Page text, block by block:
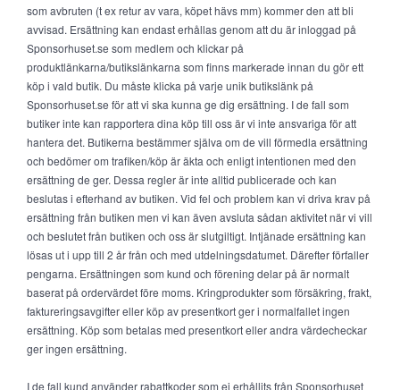
som avbruten (t ex retur av vara, köpet hävs mm) kommer den att bli
avvisad. Ersättning kan endast erhållas genom att du är inloggad på
Sponsorhuset.se som medlem och klickar på
produktlänkarna/butikslänkarna som finns markerade innan du gör ett
köp i vald butik. Du måste klicka på varje unik butikslänk på
Sponsorhuset.se för att vi ska kunna ge dig ersättning. I de fall som
butiker inte kan rapportera dina köp till oss är vi inte ansvariga för att
hantera det. Butikerna bestämmer själva om de vill förmedla ersättning
och bedömer om trafiken/köp är äkta och enligt intentionen med den
ersättning de ger. Dessa regler är inte alltid publicerade och kan
beslutas i efterhand av butiken. Vid fel och problem kan vi driva krav på
ersättning från butiken men vi kan även avsluta sådan aktivitet när vi vill
och beslutet från butiken och oss är slutgiltigt. Intjänade ersättning kan
lösas ut i upp till 2 år från och med utdelningsdatumet. Därefter förfaller
pengarna. Ersättningen som kund och förening delar på är normalt
baserat på ordervärdet före moms. Kringprodukter som försäkring, frakt,
faktureringsavgifter eller köp av presentkort ger i normalfallet ingen
ersättning. Köp som betalas med presentkort eller andra värdecheckar
ger ingen ersättning.
I de fall kund använder rabattkoder som ej erhållits från Sponsorhuset